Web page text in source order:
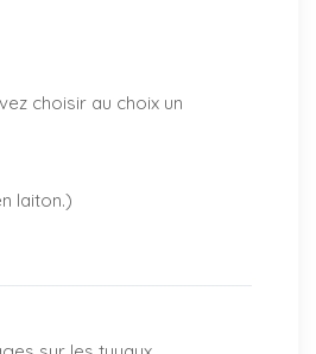
choisir au choix un
laiton.)